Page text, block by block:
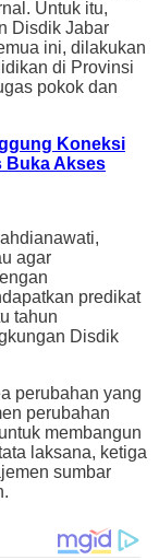
Untuk itu,
Disdik Jabar
ini, dilakukan
di Provinsi
pokok dan
Koneksi
Buka Akses
agar
predikat
tahun
Disdik
perubahan yang
perubahan
membangun
laksana, ketiga
sumbar